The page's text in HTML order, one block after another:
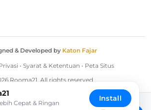
& Developed by Katon Fajar
• Syarat & Ketentuan • Peta Situs
Rooma21. All rights reserved.
App
Cepat & Ringan
Install